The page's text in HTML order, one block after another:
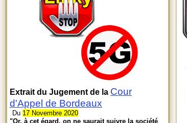
Extrait du Jugement de la Cour
d'Appel de Bordeaux
Du 17 Novembre 2020
"Or, à cet égard, on ne saurait suivre la société